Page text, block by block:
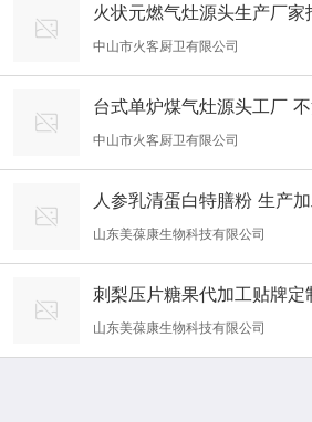
火状元燃气灶源头生产厂家
中山市火客厨卫有限公司
台式单炉煤气灶源头工厂
炉具
中山市火客厨卫有限公司
人参乳清蛋白特膳粉 生产
OEM一件代发
山东美葆康生物科技有限公司
刺梨压片糖果代加工贴牌
厂odm地
山东美葆康生物科技有限公司